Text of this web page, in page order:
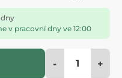
v pracovní dny ve 12:00
- +